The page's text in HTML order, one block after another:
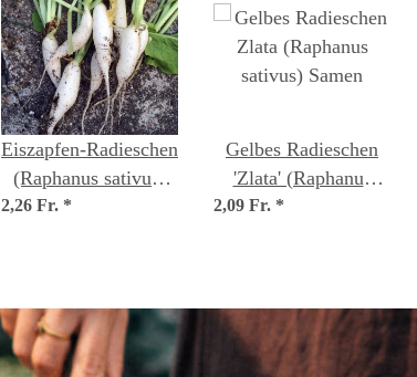
Eiszapfen-Radieschen
(Raphanus sativus)
BIO Saatgut
2,26 Fr. *
Gelbes Radieschen
'Zlata' (Raphanus
sativus) Samen
2,09 Fr. *